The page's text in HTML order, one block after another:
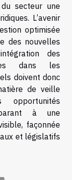
secteur une
L’avenir
optimisée
des nouvelles
des
dans les
doivent donc
de veille
à une
façonnée
et législatifs